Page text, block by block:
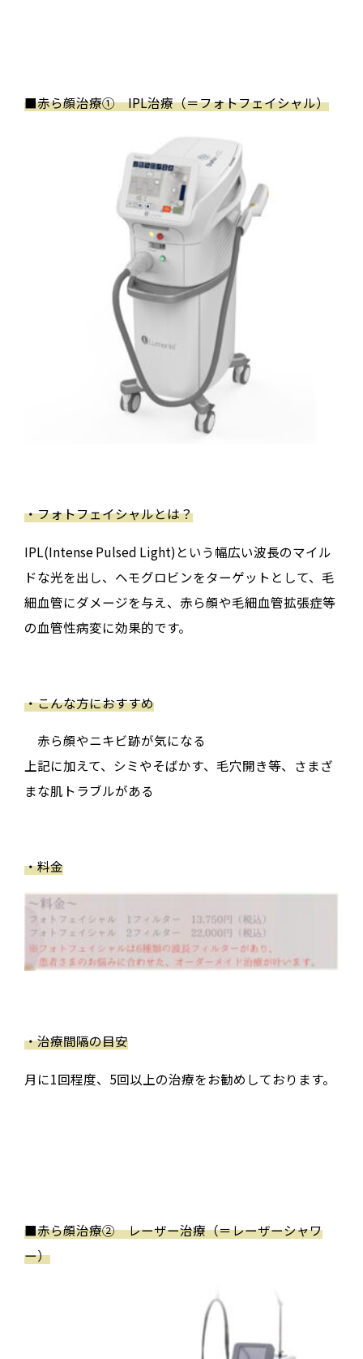
■赤ら顔治療①IPL治療（＝フォトフェイシャル）
・フォトフェイシャルとは？
IPL(Intense Pulsed Light)という幅広い波長のマイル
ドな光を出し、ヘモグロビンをターゲットとして、毛
細血管にダメージを与え、赤ら顔や毛細血管拡張症等
の血管性病変に効果的です。
・こんな方におすすめ
赤ら顔やニキビ跡が気になる
上記に加えて、シミやそばかす、毛穴開き等、さまざ
まな肌トラブルがある
・料金
・治療間隔の目安
月に1回程度、5回以上の治療をお勧めしております。
■赤ら顔治療② レーザー治療（＝レーザーシャワ
ー）